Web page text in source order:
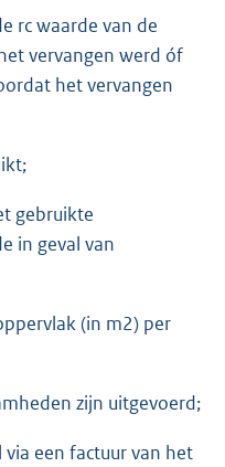
rc waarde van de
vervangen werd óf
het vervangen
gebruikte
in geval van
(in m2) per
zijn uitgevoerd;
een factuur van het